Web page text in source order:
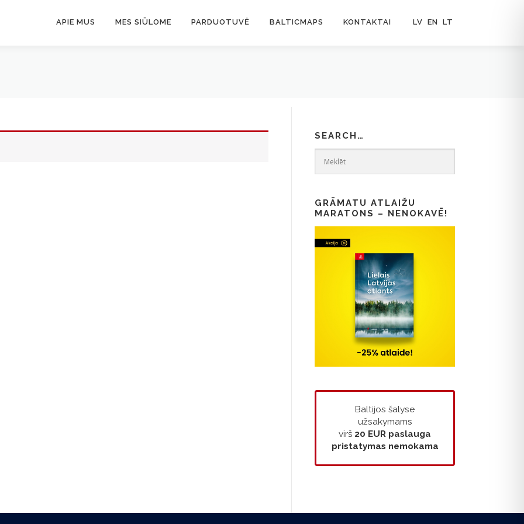
APIE MUS MES SIŪLOME PARDUOTUVĖ BALTICMAPS KONTAKTAI LV EN LT
SEARCH…
GRĀMATU ATLAIŽU
MARATONS – NENOKAVĒ!
Baltijos šalyse
užsakymams
virš 20 EUR paslauga
pristatymas nemokama